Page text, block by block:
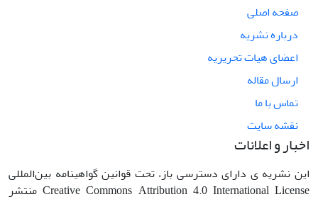
صفحه اصلی
درباره نشریه
اعضای هیات تحریریه
ارسال مقاله
تماس با ما
نقشه سایت
اخبار و اعلانات
این نشریه ی دارای دسترسی باز، تحت قوانین گواهینامه بین‌المللی
Creative Commons Attribution 4.0 International License منتشر